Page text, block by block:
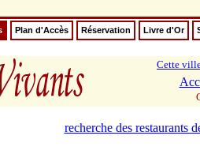
Plan d'Accès Réservation Livre d'Or
Cette
recherche des restaurants